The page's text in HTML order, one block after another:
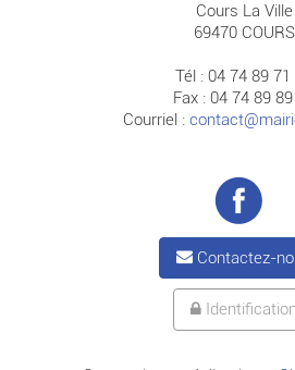
Cours La Ville
69470 COURS
Tél : 04 74 89 71
Fax : 04 74 89
Courriel :
Contactez-
Identification